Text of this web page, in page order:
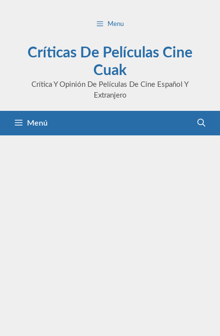
Menu
Críticas De Películas Cine
Cuak
Crítica Y Opinión De Películas De Cine Español Y
Extranjero
Menú